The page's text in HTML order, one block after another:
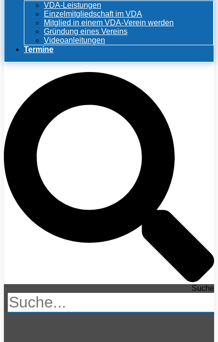
VDA-Leistungen
Einzelmitgliedschaft im VDA
Mitglied in einem VDA-Verein werden
Gründung eines Vereins
Videoanleitungen
Termine
Suche